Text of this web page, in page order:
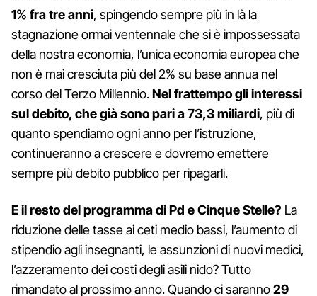
1% fra tre anni, spingendo sempre più in là la
stagnazione ormai ventennale che si è impossessata
della nostra economia, l’unica economia europea che
non è mai cresciuta più del 2% su base annua nel
corso del Terzo Millennio.Nel frattempo gli interessi
sul debito, che già sono pari a 73,3 miliardi, più di
quanto spendiamo ogni anno per l’istruzione,
continueranno a crescere e dovremo emettere
sempre più debito pubblico per ripagarli.
E il resto del programma di Pd e Cinque Stelle? La
riduzione delle tasse ai ceti medio bassi, l’aumento di
stipendio agli insegnanti, le assunzioni di nuovi medici,
l’azzeramento dei costi degli asili nido? Tutto
rimandato al prossimo anno. Quando ci saranno29